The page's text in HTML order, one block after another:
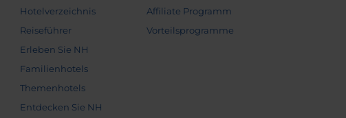
Hotelverzeichnis
Reiseführer
Erleben Sie NH
Familienhotels
Themenhotels
Entdecken Sie NH
Affiliate Programm
Vorteilsprogramme